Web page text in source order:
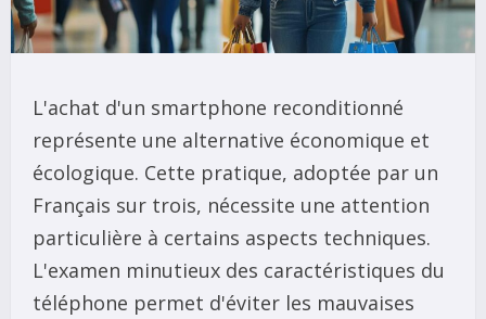
L'achat d'un smartphone reconditionné
représente une alternative économique et
écologique. Cette pratique, adoptée par un
Français sur trois, nécessite une attention
particulière à certains aspects techniques.
L'examen minutieux des caractéristiques du
téléphone permet d'éviter les mauvaises